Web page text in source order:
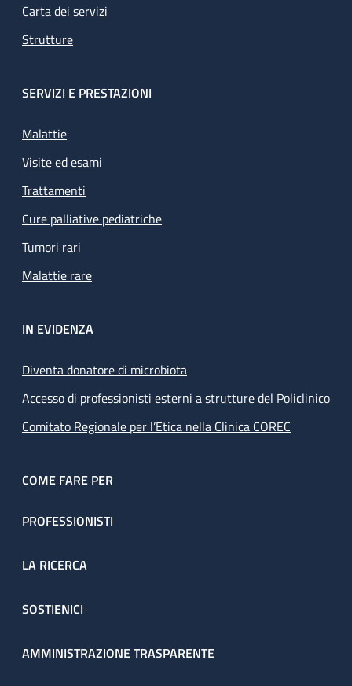
Carta dei servizi
Strutture
SERVIZI E PRESTAZIONI
Malattie
Visite ed esami
Trattamenti
Cure palliative pediatriche
Tumori rari
Malattie rare
IN EVIDENZA
Diventa donatore di microbiota
Accesso di professionisti esterni a strutture del Policlinico
Comitato Regionale per l’Etica nella Clinica COREC
COME FARE PER
PROFESSIONISTI
LA RICERCA
SOSTIENICI
AMMINISTRAZIONE TRASPARENTE